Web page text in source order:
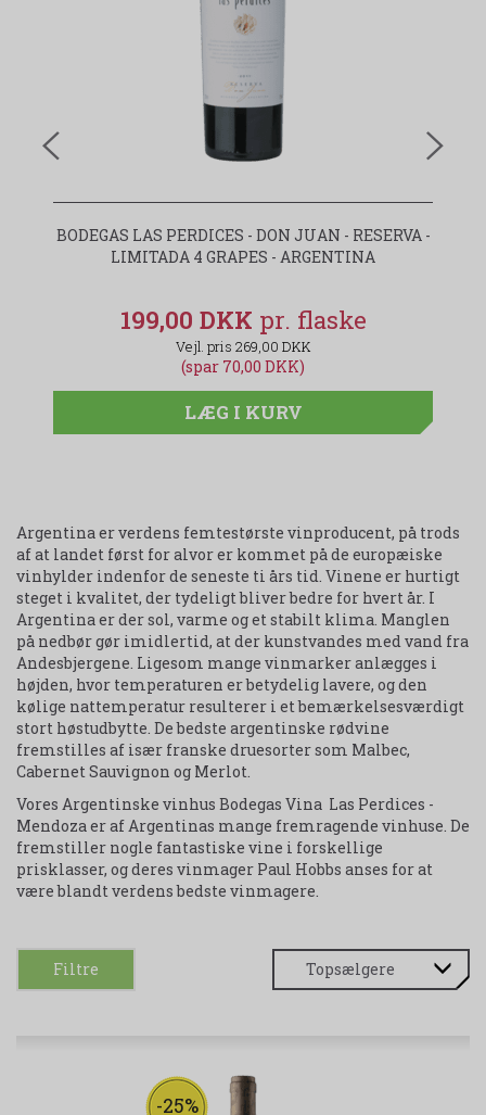
BODEGAS LAS PERDICES - DON JUAN - RESERVA -
LIMITADA 4 GRAPES - ARGENTINA
199,00 DKK
269,00 DKK
(spar 70,00 DKK)
LÆG I KURV
Argentina er verdens femtestørste vinproducent, på trods
af at landet først for alvor er kommet på de europæiske
vinhylder indenfor de seneste ti års tid. Vinene er hurtigt
steget i kvalitet, der tydeligt bliver bedre for hvert år. I
Argentina er der sol, varme og et stabilt klima. Manglen
på nedbør gør imidlertid, at der kunstvandes med vand fra
Andesbjergene. Ligesom mange vinmarker anlægges i
højden, hvor temperaturen er betydelig lavere, og den
kølige nattemperatur resulterer i et bemærkelsesværdigt
stort høstudbytte. De bedste argentinske rødvine
fremstilles af især franske druesorter som Malbec,
Cabernet Sauvignon og Merlot.
Vores Argentinske vinhus Bodegas Vina Las Perdices -
Mendoza er af Argentinas mange fremragende vinhuse. De
fremstiller nogle fantastiske vine i forskellige
prisklasser, og deres vinmager Paul Hobbs anses for at
være blandt verdens bedste vinmagere.
Filtre
-25%